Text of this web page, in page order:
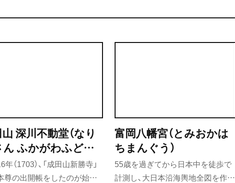
深川不動堂（なり
ん ふかがわふどう
（1703）、「成田山新勝寺」
尊の出開帳をしたのが始ま
富岡八幡宮（とみおかは
ちまんぐう）
55歳を過ぎてから日本中を徒歩で
計測し、大日本沿海輿地全図を作っ